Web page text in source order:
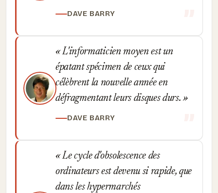
DAVE BARRY
L'informaticien moyen est un
épatant spécimen de ceux qui
célèbrent la nouvelle année en
défragmentant leurs disques durs.
DAVE BARRY
Le cycle d'obsolescence des
ordinateurs est devenu si rapide, que
dans les hypermarchés